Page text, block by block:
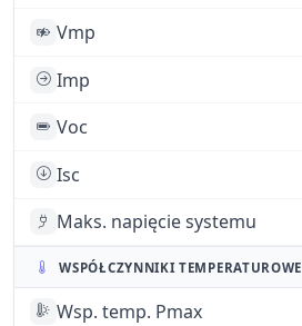
Vmp
Imp
Voc
Isc
Maks. napięcie systemu
WSPÓŁCZYNNIKI TEMPERATUROWE
Wsp. temp. Pmax